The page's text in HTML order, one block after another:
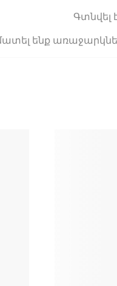
Գտնվել
ենք